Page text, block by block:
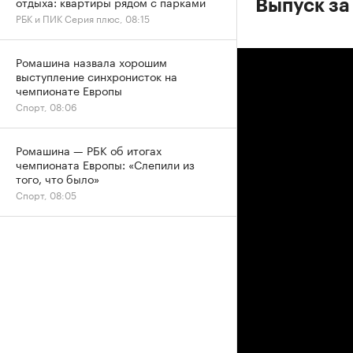
Выпуск
РБК и ПИК Серия плюс, 08:15
Ромашина назвала хорошим
выступление синхронисток на
чемпионате Европы
Спорт, 08:06
Ромашина — РБК об итогах
чемпионата Европы: «Слепили из
того, что было»
Спорт, 08:05